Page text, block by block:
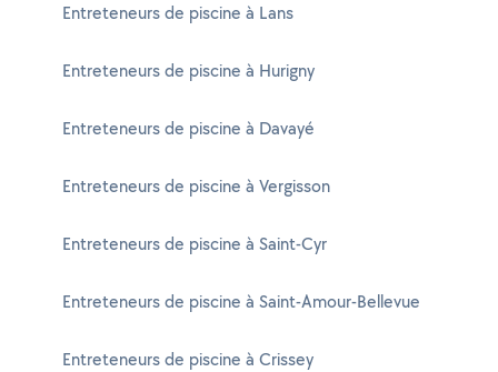
Entreteneurs de piscine à Lans
Entreteneurs de piscine à Hurigny
Entreteneurs de piscine à Davayé
Entreteneurs de piscine à Vergisson
Entreteneurs de piscine à Saint-Cyr
Entreteneurs de piscine à Saint-Amour-Bellevue
Entreteneurs de piscine à Crissey